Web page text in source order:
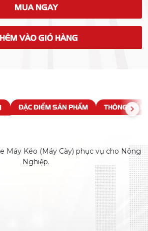
MUA NGAY
VÀO GIỎ HÀNG
ĐẶC ĐIỂM SẢN PHẨM THÔNG SỐ
Máy Kéo (Máy Cày) phục vụ cho Nông
Nghiệp.